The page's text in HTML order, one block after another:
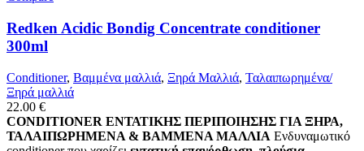
Redken Acidic Bondig Concentrate conditioner
300ml
Conditioner, Βαμμένα μαλλιά, Ξηρά Μαλλιά, Ταλαιπωρημένα/
Ξηρά μαλλιά
22.00 €
CONDITIONER ΕΝΤΑΤΙΚΗΣ ΠΕΡΙΠΟΙΗΣΗΣ ΓΙΑ ΞΗΡΑ,
ΤΑΛΑΙΠΩΡΗΜΕΝΑ & ΒΑΜΜΕΝΑ ΜΑΛΛΙΑ Ενδυναμωτικό